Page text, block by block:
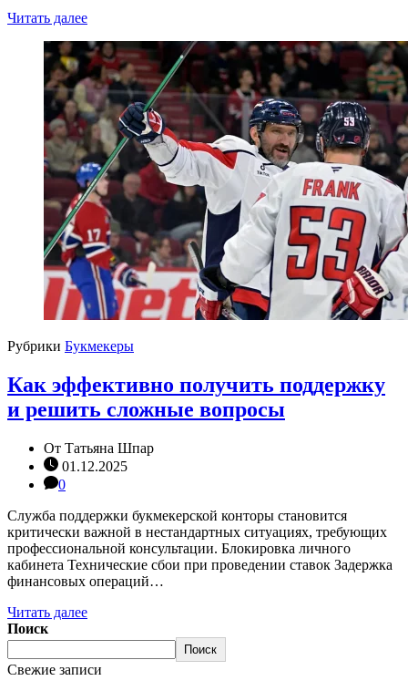
Читать далее
Рубрики Букмекеры
Как эффективно получить поддержку
и решить сложные вопросы
От Татьяна Шпар
01.12.2025
0
Служба поддержки букмекерской конторы становится
критически важной в нестандартных ситуациях, требующих
профессиональной консультации. Блокировка личного
кабинета Технические сбои при проведении ставок Задержка
финансовых операций…
Читать далее
Поиск
Поиск
Свежие записи